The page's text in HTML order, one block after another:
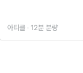
아티클 · 12분 분량